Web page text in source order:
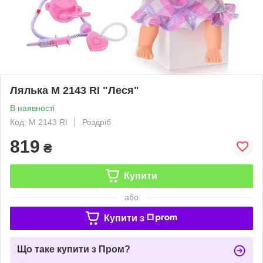
Лялька M 2143 RI "Леся"
В наявності
Код: M 2143 RI
Роздріб
819 ₴
Купити
або
Купити з
Що таке купити з Пром?